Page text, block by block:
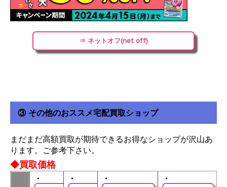
⇒ ネットオフ(net off)
③ その他のおススメ宅配買取ショップ
まだまだ高額買取が期待できるお得なショップが沢山あ
ります。ご参考下さい。
◆買取価格
・
・
・
・